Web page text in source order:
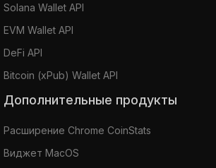
Solana Wallet API
EVM Wallet API
DeFi API
Bitcoin (xPub) Wallet API
Дополнительные продукты
Расширение Chrome CoinStats
Виджет MacOS